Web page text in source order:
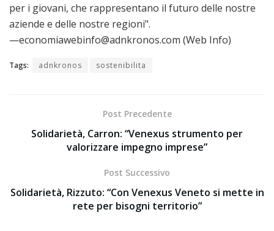
per i giovani, che rappresentano il futuro delle nostre
aziende e delle nostre regioni".
—economiawebinfo@adnkronos.com (Web Info)
Tags: adnkronos sostenibilita
Post Precedente
Solidarietà, Carron: “Venexus strumento per
valorizzare impegno imprese”
Post Successivo
Solidarietà, Rizzuto: “Con Venexus Veneto si mette in
rete per bisogni territorio”